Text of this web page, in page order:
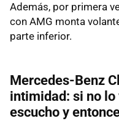
Además, por primera
con AMG monta
parte inferior.
Mercedes-Benz
intimidad: si no lo
escucho y